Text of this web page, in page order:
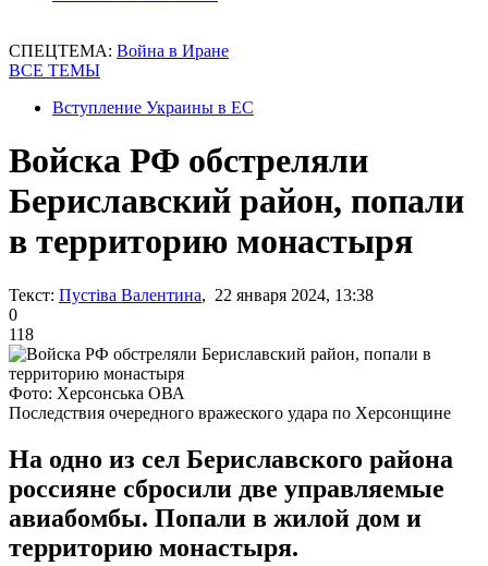
СПЕЦТЕМА: Война в Иране
ВСЕ ТЕМЫ
Вступление Украины в ЕС
Войска РФ обстреляли
Бериславский район, попали
в территорию монастыря
Текст: Пустіва Валентина, 22 января 2024, 13:38
0
118
Фото: Херсонська ОВА
Последствия очередного вражеского удара по Херсонщине
На одно из сел Бериславского района
россияне сбросили две управляемые
авиабомбы. Попали в жилой дом и
территорию монастыря.